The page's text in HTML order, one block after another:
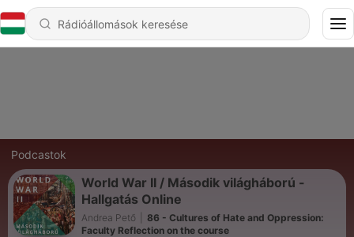
Podcastok
World War II / Második világháború -
Hallgatás Online
Andrea Pető
86 - Cultures of Hate and Oppression:
Faculty Reflection on the course